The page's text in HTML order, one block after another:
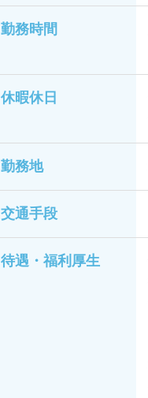
勤務時間
休暇休日
勤務地
交通手段
待遇・福利厚生